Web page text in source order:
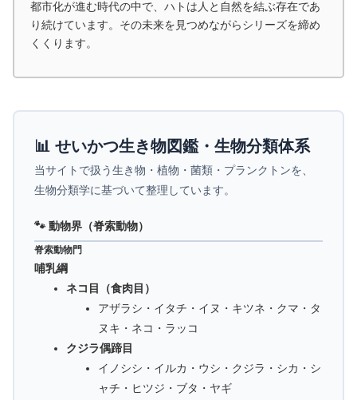
都市化が進む時代の中で、ハトは人と自然を結ぶ存在であ
り続けています。その未来を見つめながらシリーズを締め
くくります。
📊 せいかつ生き物図鑑・生物分類体系
当サイトで扱う生き物・植物・菌類・プランクトンを、
生物分類学に基づいて整理しています。
🐾 動物界（脊索動物）
脊索動物門
哺乳綱
ネコ目（食肉目）
アザラシ・イタチ・イヌ・キツネ・クマ・タ
ヌキ・ネコ・ラッコ
クジラ偶蹄目
イノシシ・イルカ・ウシ・クジラ・シカ・シ
ャチ・ヒツジ・ブタ・ヤギ